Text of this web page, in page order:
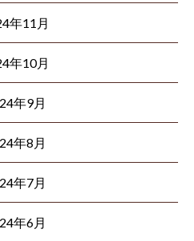
年11月
年10月
年9月
年8月
年7月
年6月